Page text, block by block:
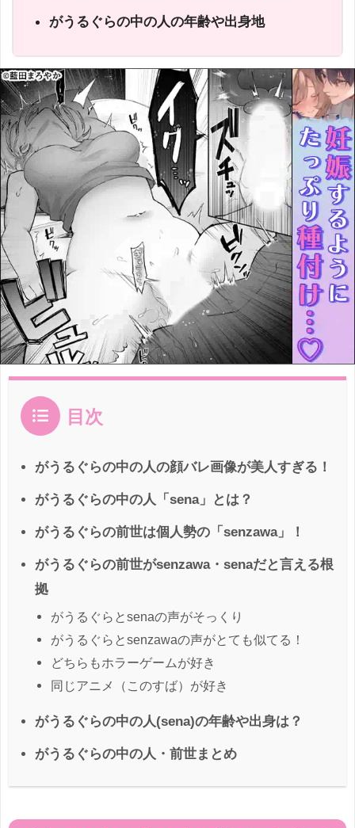
がうるぐらの中の人の年齢や出身地
目次
がうるぐらの中の人の顔バレ画像が美人すぎる！
がうるぐらの中の人「sena」とは？
がうるぐらの前世は個人勢の「senzawa」！
がうるぐらの前世がsenzawa・senaだと言える根
拠
がうるぐらとsenaの声がそっくり
がうるぐらとsenzawaの声がとても似てる！
どちらもホラーゲームが好き
同じアニメ（このすば）が好き
がうるぐらの中の人(sena)の年齢や出身は？
がうるぐらの中の人・前世まとめ